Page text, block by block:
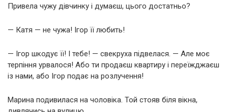
Привела чужу дівчинку і думаєш, цього достатньо?
— Катя — не чужа! Ігор її любить!
— Ігор шкодує її! І тебе! — свекруха підвелася. — Але моє
терпіння урвалося! Або ти продаєш квартиру і переїжджаєш
із нами, або Ігор подає на розлучення!
Марина подивилася на чоловіка. Той стояв біля вікна,